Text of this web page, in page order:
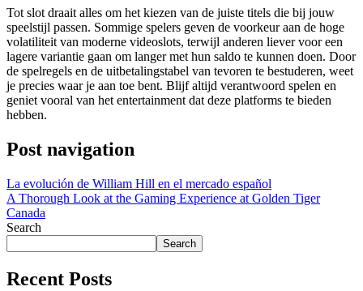
Tot slot draait alles om het kiezen van de juiste titels die bij jouw
speelstijl passen. Sommige spelers geven de voorkeur aan de hoge
volatiliteit van moderne videoslots, terwijl anderen liever voor een
lagere variantie gaan om langer met hun saldo te kunnen doen. Door
de spelregels en de uitbetalingstabel van tevoren te bestuderen, weet
je precies waar je aan toe bent. Blijf altijd verantwoord spelen en
geniet vooral van het entertainment dat deze platforms te bieden
hebben.
Post navigation
La evolución de William Hill en el mercado español
A Thorough Look at the Gaming Experience at Golden Tiger
Canada
Search
Search
Recent Posts